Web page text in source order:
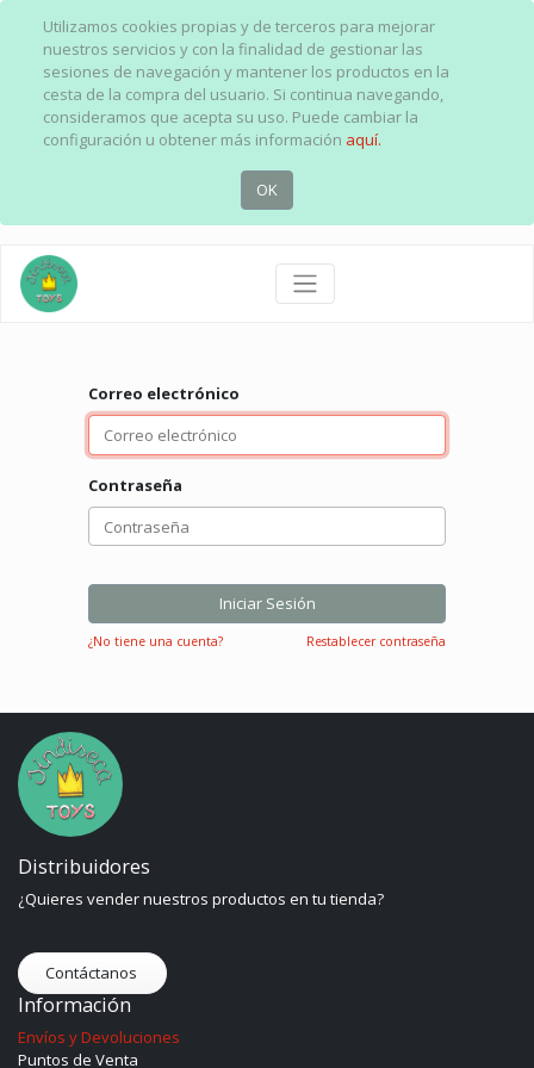
Utilizamos cookies propias y de terceros para mejorar
nuestros servicios y con la finalidad de gestionar las
sesiones de navegación y mantener los productos en la
cesta de la compra del usuario. Si continua navegando,
consideramos que acepta su uso. Puede cambiar la
configuración u obtener más información aquí.
OK
Correo electrónico
Contraseña
Iniciar Sesión
¿No tiene una cuenta? Restablecer contraseña
Distribuidores
¿Quieres vender nuestros productos en tu tienda?
Contáctanos
Información
Envíos y Devoluciones
Puntos de Venta